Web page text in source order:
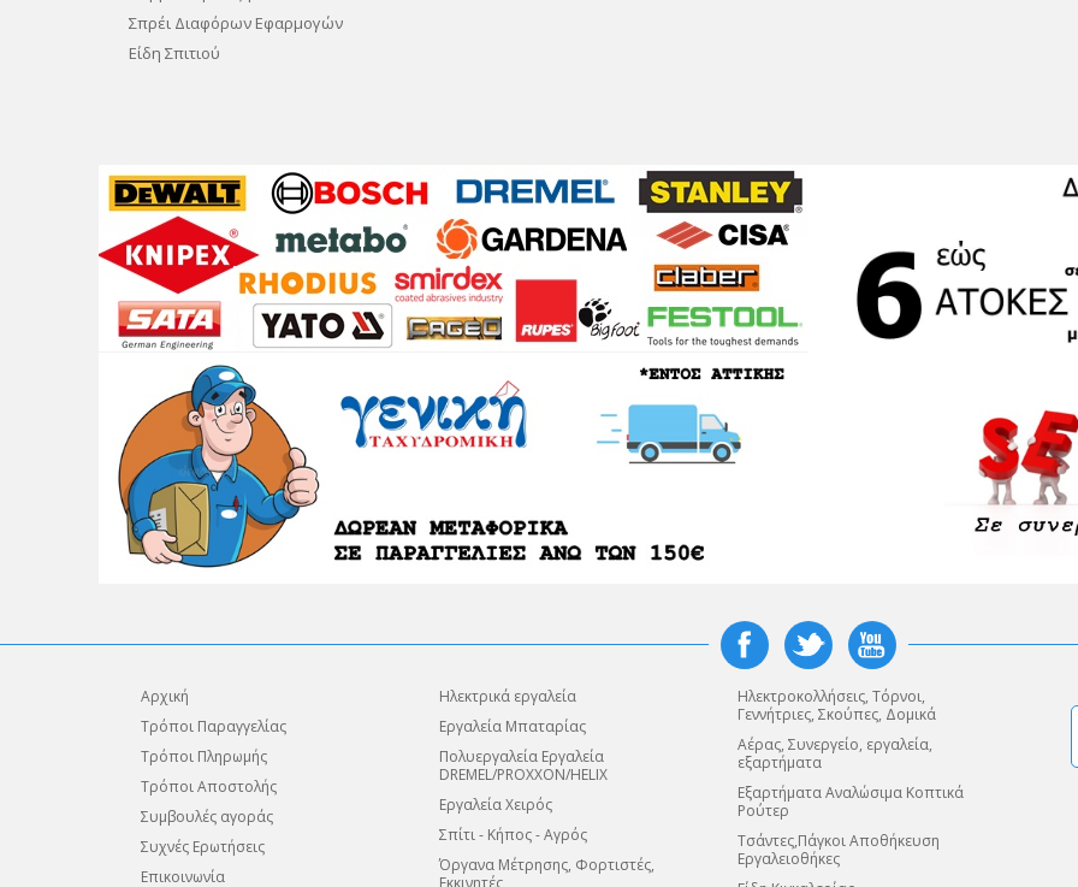
Σπρέι Διαφόρων Εφαρμογών
Είδη Σπιτιού
Αρχική
Τρόποι Παραγγελίας
Τρόποι Πληρωμής
Τρόποι Αποστολής
Συμβουλές αγοράς
Συχνές Ερωτήσεις
Επικοινωνία
Ηλεκτρικά εργαλεία
Εργαλεία Μπαταρίας
Πολυεργαλεία Εργαλεία
DREMEL/PROXXON/HELIX
Εργαλεία Χειρός
Σπίτι - Κήπος - Αγρός
Όργανα Μέτρησης, Φορτιστές,
Εκκινητές
Ηλεκτροκολλήσεις, Τόρνοι,
Γεννήτριες, Σκούπες, Δομικά
Αέρας, Συνεργείο, εργαλεία,
εξαρτήματα
Εξαρτήματα Αναλώσιμα Κοπτικά
Ρούτερ
Τσάντες,Πάγκοι Αποθήκευση
Εργαλειοθήκες